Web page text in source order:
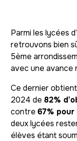
Parmi les lycées
retrouvons bien
5ème
avec une avance
Ce dernier
2024 de 82%
contre67% pour
deux lycées
élèves étant